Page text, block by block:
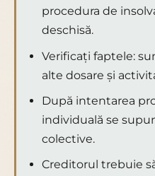
procedura de
deschisă.
Verificați faptele:
alte dosare și
După intentarea
individuală se
colective.
Creditorul trebuie